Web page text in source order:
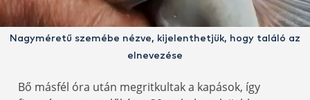
Nagyméretű szemébe nézve, kijelenthetjük, hogy találó az
elnevezése
Bő másfél óra után megritkultak a kapások, így